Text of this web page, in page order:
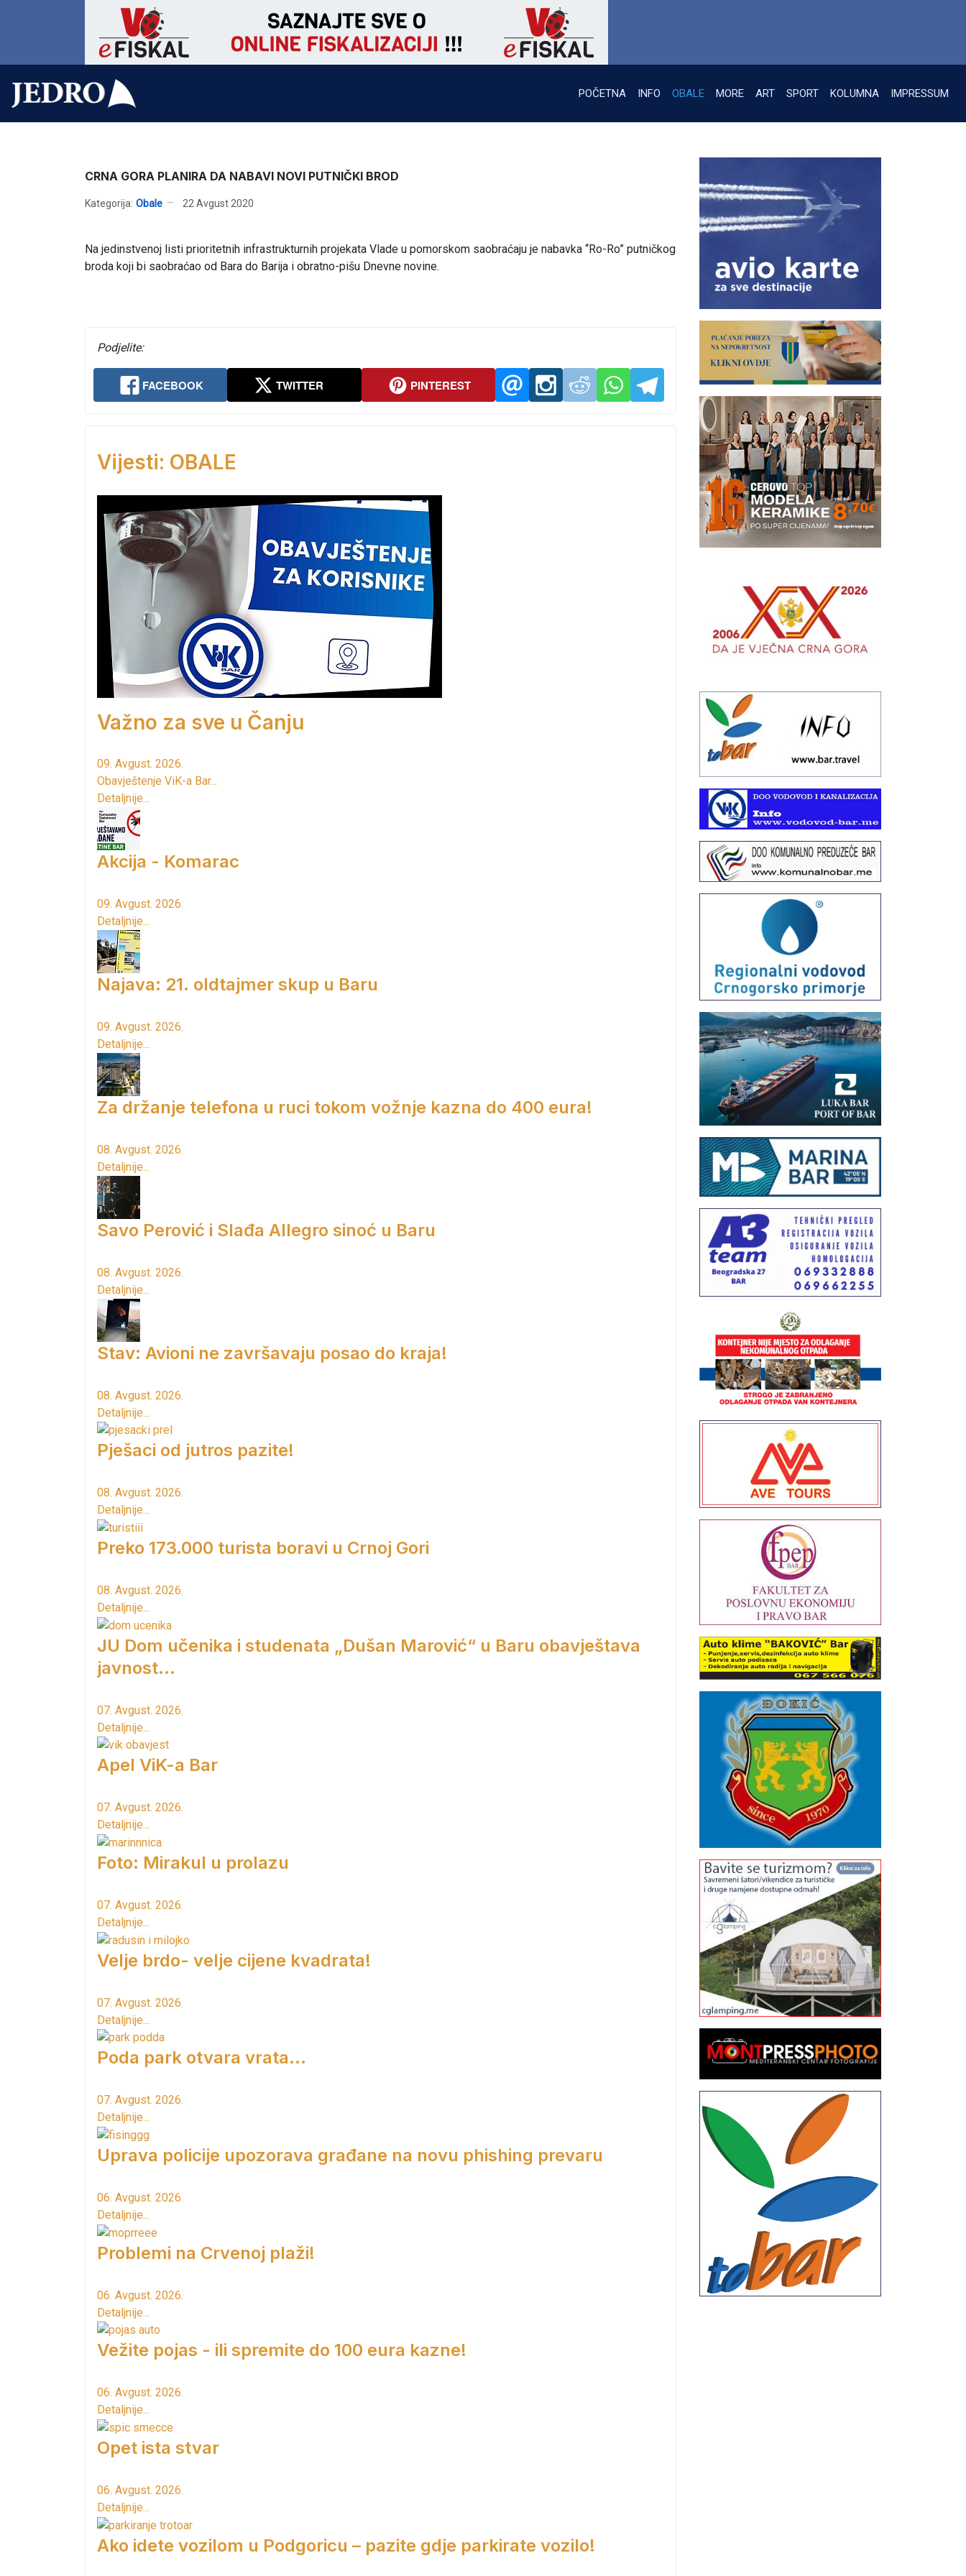
POČETNA INFO OBALE MORE ART SPORT KOLUMNA IMPRESSUM
CRNA GORA PLANIRA DA NABAVI NOVI PUTNIČKI BROD
Kategorija: Obale 22 Avgust 2020
Na jedinstvenoj listi prioritetnih infrastrukturnih projekata Vlade u pomorskom saobraćaju je nabavka “Ro-Ro” putničkog
broda koji bi saobraćao od Bara do Barija i obratno-pišu Dnevne novine.
Podjelite:
FACEBOOK TWITTER PINTEREST
Vijesti: OBALE
Važno za sve u Čanju
09. Avgust. 2026.
Obavještenje ViK-a Bar...
Detaljnije...
Akcija - Komarac
09. Avgust. 2026.
Detaljnije...
Najava: 21. oldtajmer skup u Baru
09. Avgust. 2026.
Detaljnije...
Za držanje telefona u ruci tokom vožnje kazna do 400 eura!
08. Avgust. 2026.
Detaljnije...
Savo Perović i Slađa Allegro sinoć u Baru
08. Avgust. 2026.
Detaljnije...
Stav: Avioni ne završavaju posao do kraja!
08. Avgust. 2026.
Detaljnije...
Pješaci od jutros pazite!
08. Avgust. 2026.
Detaljnije...
Preko 173.000 turista boravi u Crnoj Gori
08. Avgust. 2026.
Detaljnije...
JU Dom učenika i studenata „Dušan Marović“ u Baru obavještava
javnost...
07. Avgust. 2026.
Detaljnije...
Apel ViK-a Bar
07. Avgust. 2026.
Detaljnije...
Foto: Mirakul u prolazu
07. Avgust. 2026.
Detaljnije...
Velje brdo- velje cijene kvadrata!
07. Avgust. 2026.
Detaljnije...
Poda park otvara vrata...
07. Avgust. 2026.
Detaljnije...
Uprava policije upozorava građane na novu phishing prevaru
06. Avgust. 2026.
Detaljnije...
Problemi na Crvenoj plaži!
06. Avgust. 2026.
Detaljnije...
Vežite pojas - ili spremite do 100 eura kazne!
06. Avgust. 2026.
Detaljnije...
Opet ista stvar
06. Avgust. 2026.
Detaljnije...
Ako idete vozilom u Podgoricu – pazite gdje parkirate vozilo!